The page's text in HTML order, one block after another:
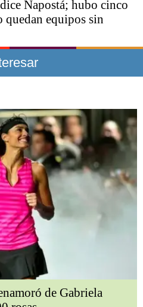
Napostá; hubo cinco
equipos sin
de Gabriela